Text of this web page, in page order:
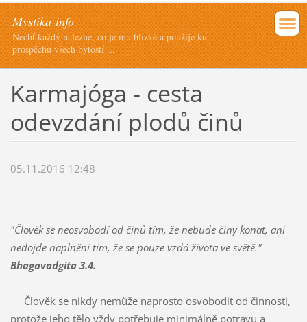
Mystika-info
Nechť každý nalezne, co je mu blízké a použije ku
prospěchu všech bytostí ...
Karmajóga - cesta
odevzdání plodů činů
05.11.2016 12:48
"Člověk se neosvobodí od činů tím, že nebude činy konat, ani
nedojde naplnění tím, že se pouze vzdá života ve světě."
Bhagavadgíta 3.4.
Člověk se nikdy nemůže naprosto osvobodit od činnosti,
protože jeho tělo vždy potřebuje minimálně potravu a